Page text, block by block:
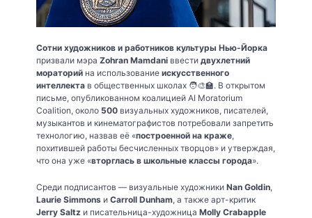
Сотни художников и работников культуры Нью-Йорка
призвали мэра Zohran Mamdani ввести двухлетний
мораторий на использование искусственного
интеллекта в общественных школах 🧑‍🎨🏫. В открытом
письме, опубликованном коалицией AI Moratorium
Coalition, около 500 визуальных художников, писателей,
музыкантов и кинематографистов потребовали запретить
технологию, назвав её «построенной на краже,
похитившей работы бесчисленных творцов» и утверждая,
что она уже «вторглась в школьные классы города».
Среди подписантов — визуальные художники Nan Goldin,
Laurie Simmons и Carroll Dunham, а также арт-критик
Jerry Saltz и писательница-художница Molly Crabapple